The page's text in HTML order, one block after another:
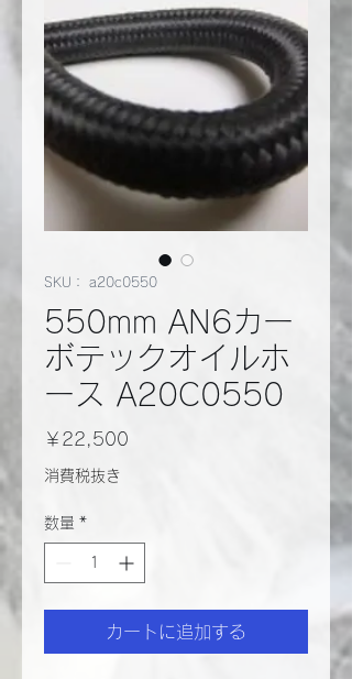
SKU： a20c0550
550mm AN6カー
ボテックオイルホ
ース A20C0550
￥22,500
消費税抜き
数量 *
カートに追加する